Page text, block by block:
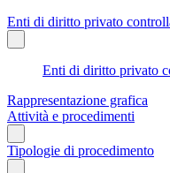
Enti di diritto privato
Enti di diritto privato
Rappresentazione grafica
Attività e procedimenti
Tipologie di procedimento